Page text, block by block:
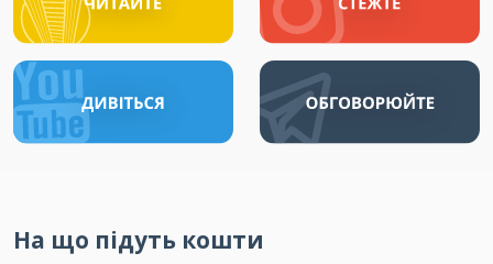
На що підуть кошти